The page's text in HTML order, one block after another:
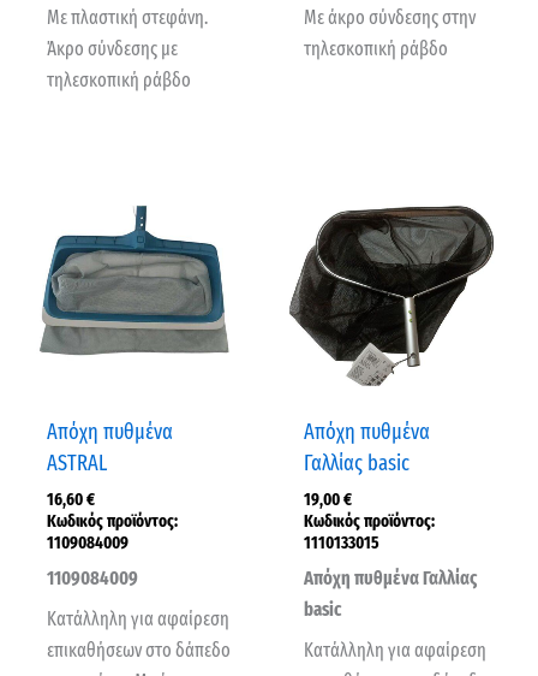
Με πλαστική στεφάνη.
Άκρο σύνδεσης με
τηλεσκοπική ράβδο
Με άκρο σύνδεσης στην
τηλεσκοπική ράβδο
Απόχη πυθμένα
ASTRAL
16,60€
Κωδικός προϊόντος:
1109084009
1109084009
Κατάλληλη για αφαίρεση
επικαθήσεων στο δάπεδο
Απόχη πυθμένα
Γαλλίας basic
19,00€
Κωδικός προϊόντος:
1110133015
Απόχη πυθμένα Γαλλίας
basic
Κατάλληλη για αφαίρεση